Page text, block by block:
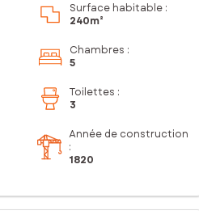
Surface habitable :
240m²
Chambres :
5
Toilettes :
3
Année de construction
:
1820